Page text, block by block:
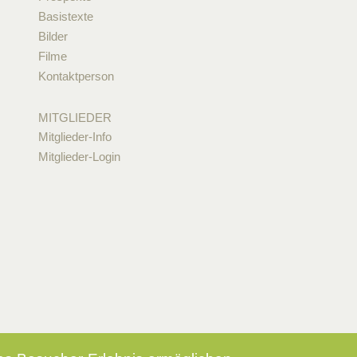
Basistexte
Bilder
Filme
Kontaktperson
MITGLIEDER
Mitglieder-Info
Mitglieder-Login